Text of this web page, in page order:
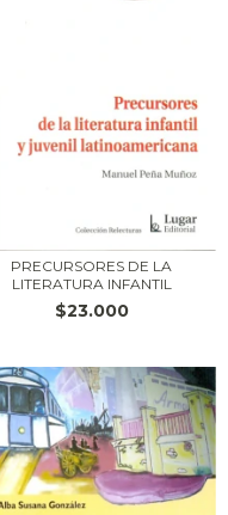
PRECURSORES DE LA
LITERATURA INFANTIL
$23.000